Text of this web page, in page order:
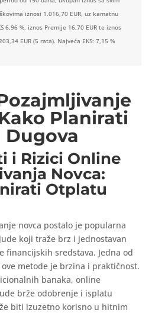
iznosi 1.016,70 EUR, uz kamatnu
6,96 %, iznos Premije 16,70 EUR te iznos
EUR (5 rata). Najveća EKS: 7,15 %
Planirati
i Rizici Online
Novca:
Otplatu
novca postalo je popularna
koji traže brz i jednostavan
financijskih sredstava. Jedna od
metode je brzina i praktičnost.
banaka, online
brže odobrenje i isplatu
biti izuzetno korisno u hitnim